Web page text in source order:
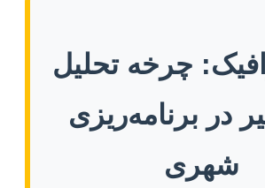
چرخه تحلیل
در برنامه‌ریزی
شهری